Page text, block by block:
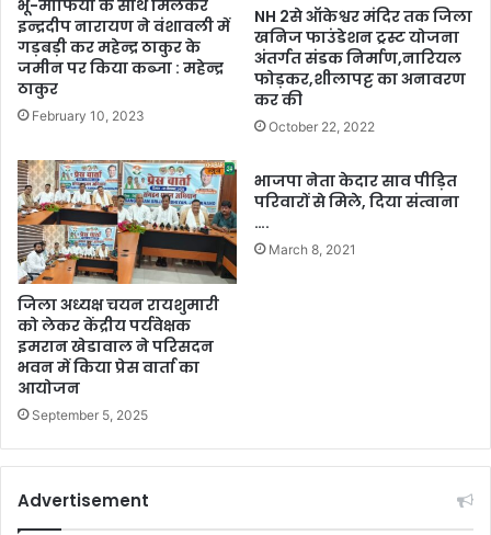
भू-माफिया के साथ मिलकर
इन्द्रदीप नारायण ने वंशावली में
गड़बड़ी कर महेन्द्र ठाकुर के
जमीन पर किया कब्जा : महेन्द्र
ठाकुर
February 10, 2023
NH 2से ऑकेश्वर मंदिर तक जिला
खनिज फाउंडेशन ट्रस्ट योजना
अंतर्गत संडक निर्माण,नारियल
फोड़कर,शीलापट्ट का अनावरण
कर की
October 22, 2022
जिला अध्यक्ष चयन रायशुमारी
को लेकर केंद्रीय पर्यवेक्षक
इमरान खेडावाल ने परिसदन
भवन में किया प्रेस वार्ता का
आयोजन
September 5, 2025
भाजपा नेता केदार साव पीड़ित
परिवारों से मिले, दिया संत्वाना
….
March 8, 2021
Advertisement